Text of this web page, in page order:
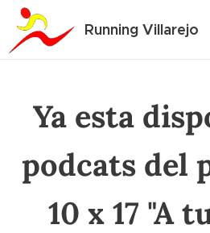
Running Villarejo
Ya esta
podcats del
10 x 17 "A